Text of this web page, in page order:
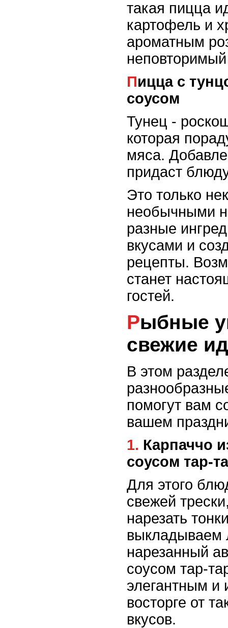
такая пицца
картофель и
ароматным
Пицца с тунцом, каперсами и лимонным
соусом
Тунец -
которая
мяса.
придаст
Это только
необычными
разные
вкусами и
рецепты.
станет
гостей.
Рыбные угощения: предлагаем
свежие
В этом
помогут вам
вашем
1. Карпаччо из свежей трески с авокадо и
соусом тар-
Для этого
свежей
нарезать
выкладываем
нарезанный
соусом тар-
элегантным и
восторге от
вкусов.